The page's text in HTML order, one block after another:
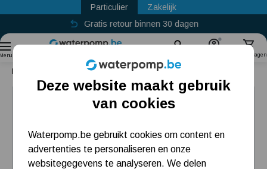
Particulier
Zakelijk
Gratis retour binnen 30 dagen
Winkelwagen
Hydrofoorpomp
Grundfos Alpha1 25-40/130
Deze website maakt gebruik
van cookies
Waterpomp.be gebruikt cookies om content en
advertenties te personaliseren en onze
websitegegevens te analyseren. We delen